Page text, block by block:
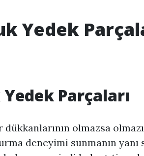
Yedek
Parçaları
olmazsa
deneyimi sunmanın yanı